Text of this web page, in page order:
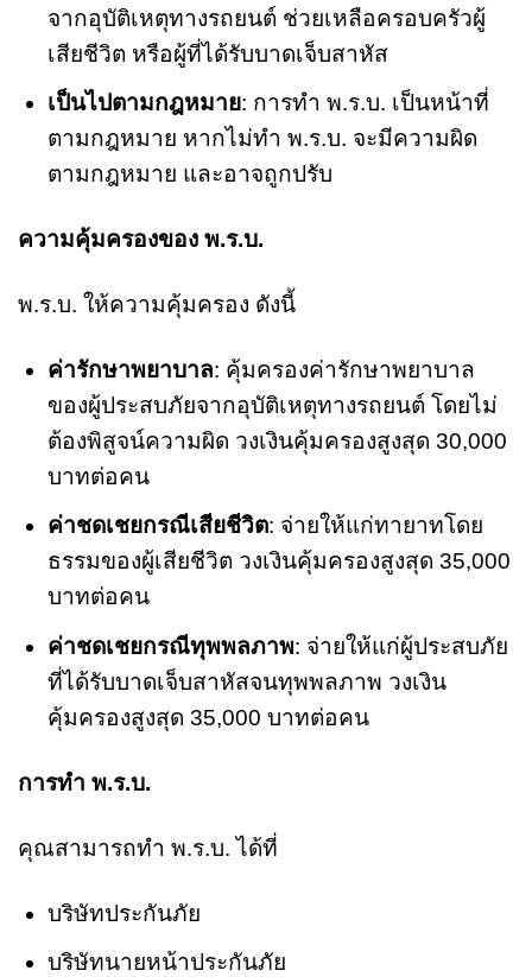
จากอุบัติเหตุทางรถยนต์ ช่วยเหลือครอบครัวผู้
เสียชีวิต หรือผู้ที่ได้รับบาดเจ็บสาหัส
เป็นไปตามกฎหมาย: การทำ พ.ร.บ. เป็นหน้าที่
ตามกฎหมาย หากไม่ทำ พ.ร.บ. จะมีความผิด
ตามกฎหมาย และอาจถูกปรับ
ความคุ้มครองของ พ.ร.บ.
พ.ร.บ. ให้ความคุ้มครอง ดังนี้
ค่ารักษาพยาบาล: คุ้มครองค่ารักษาพยาบาล
ของผู้ประสบภัยจากอุบัติเหตุทางรถยนต์ โดยไม่
ต้องพิสูจน์ความผิด วงเงินคุ้มครองสูงสุด 30,000
บาทต่อคน
ค่าชดเชยกรณีเสียชีวิต: จ่ายให้แก่ทายาทโดย
ธรรมของผู้เสียชีวิต วงเงินคุ้มครองสูงสุด 35,000
บาทต่อคน
ค่าชดเชยกรณีทุพพลภาพ: จ่ายให้แก่ผู้ประสบภัย
ที่ได้รับบาดเจ็บสาหัสจนทุพพลภาพ วงเงิน
คุ้มครองสูงสุด 35,000 บาทต่อคน
การทำ พ.ร.บ.
คุณสามารถทำ พ.ร.บ. ได้ที่
บริษัทประกันภัย
บริษัทนายหน้าประกันภัย